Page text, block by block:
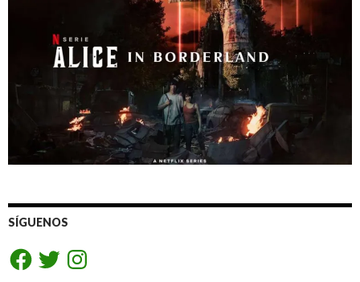
SÍGUENOS
FacebookTwitterInstagram